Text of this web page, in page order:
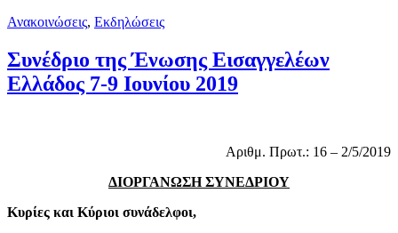
Ανακοινώσεις, Εκδηλώσεις
Συνέδριο της Ένωσης Εισαγγελέων
Ελλάδος 7-9 Ιουνίου 2019
Αριθμ. Πρωτ.: 16 – 2/5/2019
ΔΙΟΡΓΑΝΩΣΗ ΣΥΝΕΔΡΙΟΥ
Κυρίες και Κύριοι συνάδελφοι,